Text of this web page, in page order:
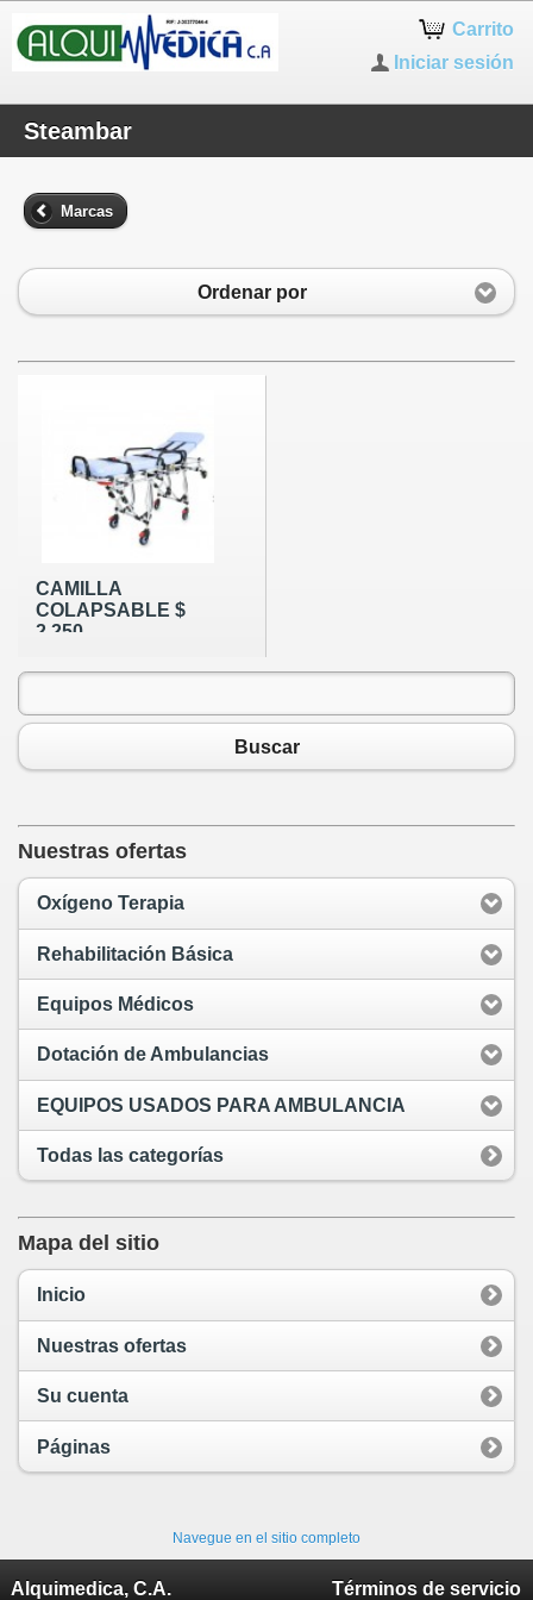
Carrito
Iniciar sesión
Steambar
Marcas
Ordenar por
CAMILLA
COLAPSABLE $
2.250
Buscar
Nuestras ofertas
Oxígeno Terapia
Rehabilitación Básica
Equipos Médicos
Dotación de Ambulancias
EQUIPOS USADOS PARA AMBULANCIA
Todas las categorías
Mapa del sitio
Inicio
Nuestras ofertas
Su cuenta
Páginas
Navegue en el sitio completo
Alquimedica, C.A. Términos de servicio